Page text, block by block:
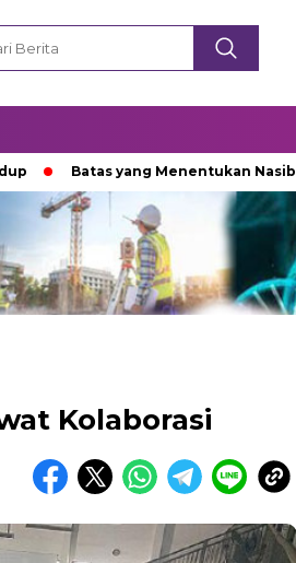
Batas yang Menentukan Nasib Bintang
Kolaborasi